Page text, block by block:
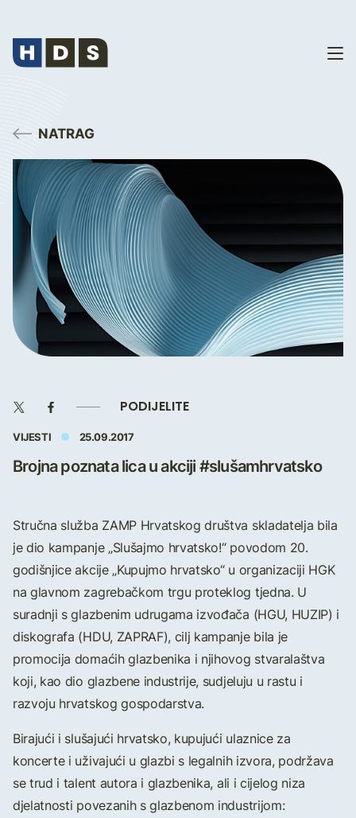
NATRAG
PODIJELITE
VIJESTI 25.09.2017
Brojna poznata lica u akciji #slušamhrvatsko
Stručna služba ZAMP Hrvatskog društva skladatelja bila
je dio kampanje „Slušajmo hrvatsko!“ povodom 20.
godišnjice akcije „Kupujmo hrvatsko“ u organizaciji HGK
na glavnom zagrebačkom trgu proteklog tjedna. U
suradnji s glazbenim udrugama izvođača (HGU, HUZIP) i
diskografa (HDU, ZAPRAF), cilj kampanje bila je
promocija domaćih glazbenika i njihovog stvaralaštva
koji, kao dio glazbene industrije, sudjeluju u rastu i
razvoju hrvatskog gospodarstva.
Birajući i slušajući hrvatsko, kupujući ulaznice za
koncerte i uživajući u glazbi s legalnih izvora, podržava
se trud i talent autora i glazbenika, ali i cijelog niza
djelatnosti povezanih s glazbenom industrijom: